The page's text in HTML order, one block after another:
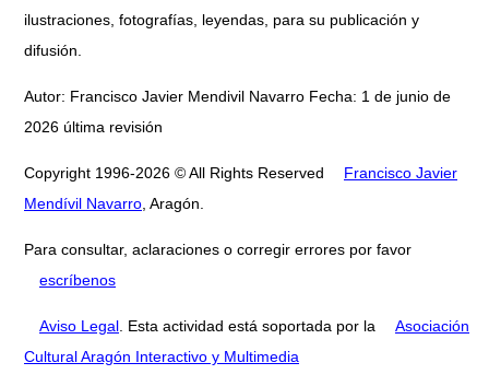
ilustraciones, fotografías, leyendas, para su publicación y
difusión.
Autor: Francisco Javier Mendivil Navarro Fecha: 1 de junio de
2026 última revisión
Copyright 1996-2026 © All Rights Reserved
Francisco Javier
Mendívil Navarro , Aragón.
Para consultar, aclaraciones o corregir errores por favor
escríbenos
Aviso Legal . Esta actividad está soportada por la
Asociación
Cultural Aragón Interactivo y Multimedia